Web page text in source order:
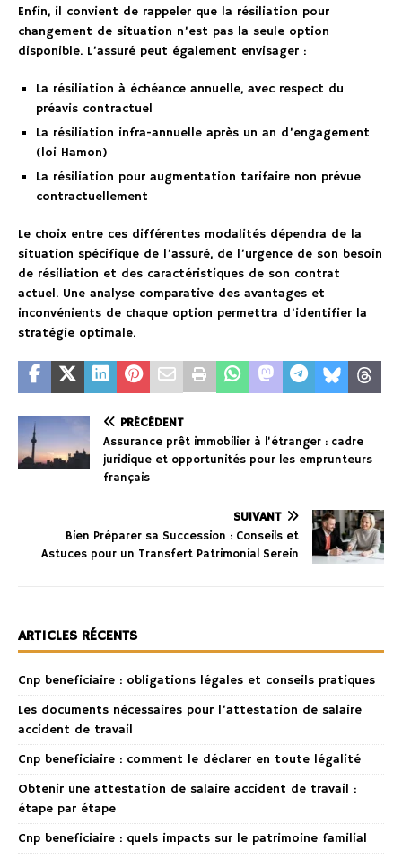
Enfin, il convient de rappeler que la résiliation pour
changement de situation n’est pas la seule option
disponible. L’assuré peut également envisager :
La résiliation à échéance annuelle, avec respect du
préavis contractuel
La résiliation infra-annuelle après un an d’engagement
(loi Hamon)
La résiliation pour augmentation tarifaire non prévue
contractuellement
Le choix entre ces différentes modalités dépendra de la
situation spécifique de l’assuré, de l’urgence de son besoin
de résiliation et des caractéristiques de son contrat
actuel. Une analyse comparative des avantages et
inconvénients de chaque option permettra d’identifier la
stratégie optimale.
PRÉCÉDENT
Assurance prêt immobilier à l’étranger : cadre
juridique et opportunités pour les emprunteurs
français
SUIVANT
Bien Préparer sa Succession : Conseils et
Astuces pour un Transfert Patrimonial Serein
ARTICLES RÉCENTS
Cnp beneficiaire : obligations légales et conseils pratiques
Les documents nécessaires pour l’attestation de salaire
accident de travail
Cnp beneficiaire : comment le déclarer en toute légalité
Obtenir une attestation de salaire accident de travail :
étape par étape
Cnp beneficiaire : quels impacts sur le patrimoine familial